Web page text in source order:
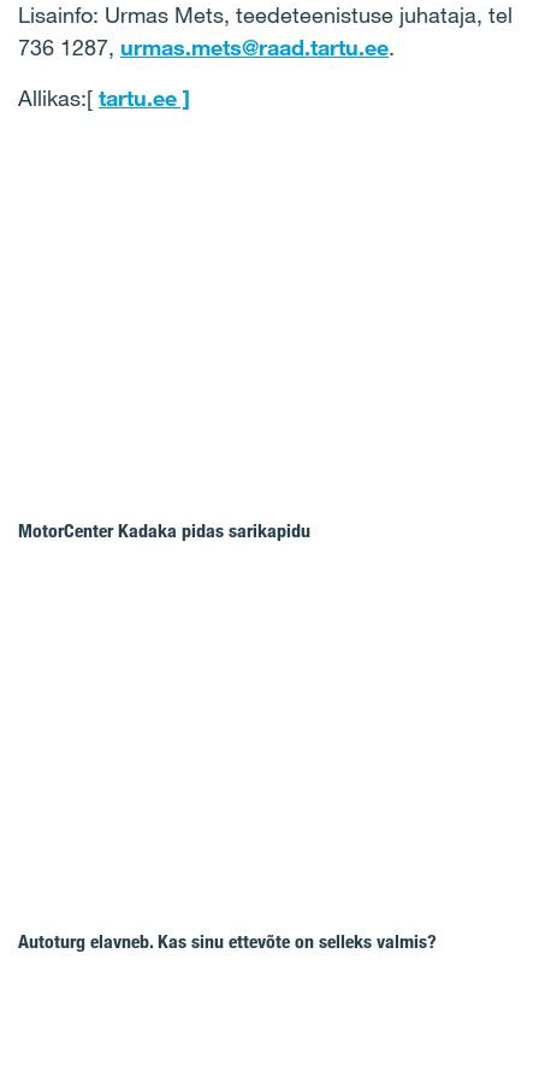
Lisainfo: Urmas Mets, teedeteenistuse juhataja, tel
736 1287, urmas.mets@raad.tartu.ee.
Allikas:[ tartu.ee ]
MotorCenter Kadaka pidas sarikapidu
Autoturg elavneb. Kas sinu ettevõte on selleks valmis?